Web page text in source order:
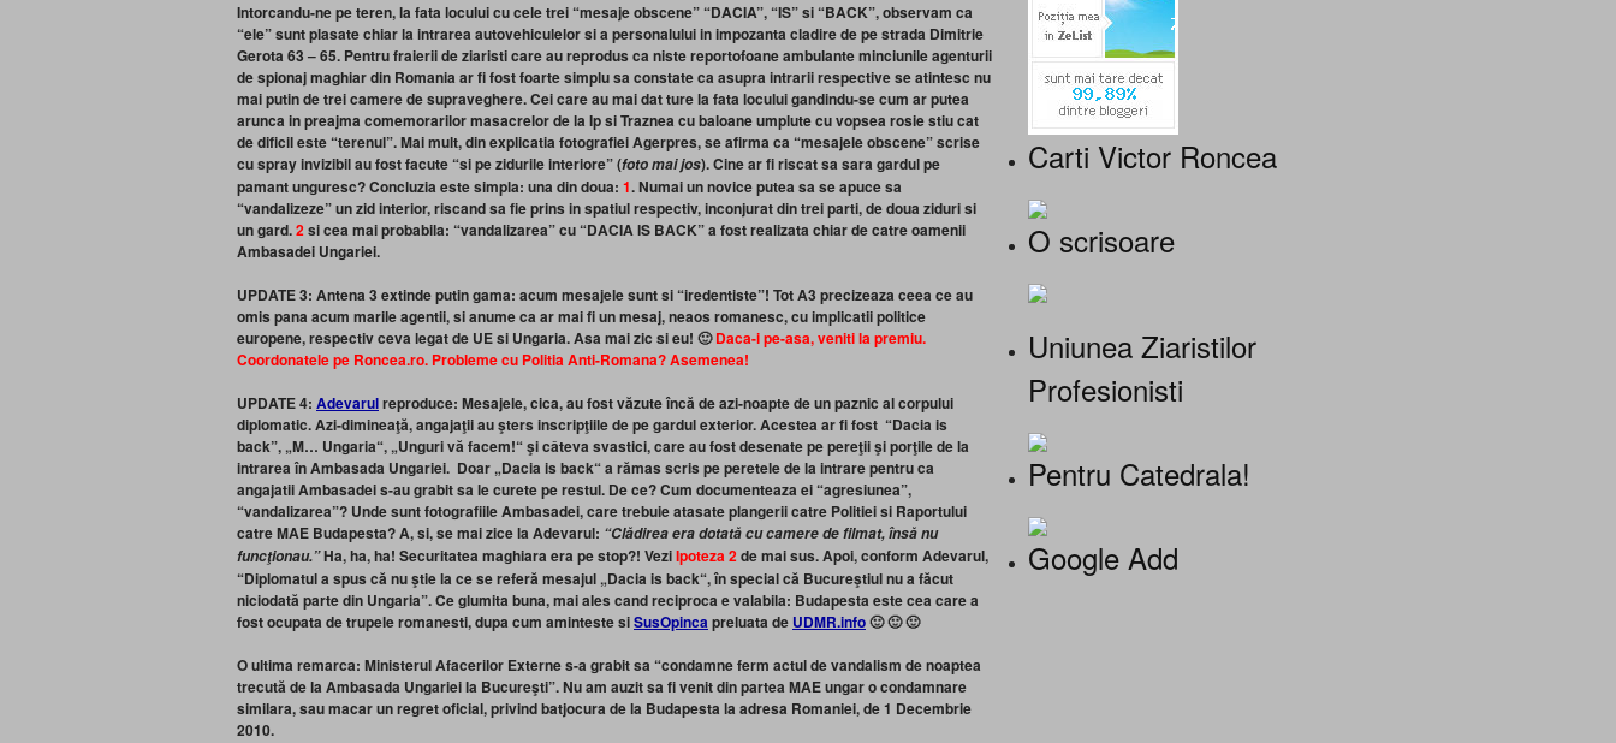
Intorcandu-ne pe teren, la fata locului cu cele trei “mesaje obscene” “DACIA”, “IS” si “BACK”, observam ca
“ele” sunt plasate chiar la intrarea autovehiculelor si a personalului in impozanta cladire de pe strada Dimitrie
Gerota 63 – 65. Pentru fraierii de ziaristi care au reprodus ca niste reportofoane ambulante minciunile agenturii
de spionaj maghiar din Romania ar fi fost foarte simplu sa constate ca asupra intrarii respective se atintesc nu
mai putin de trei camere de supraveghere. Cei care au mai dat ture la fata locului gandindu-se cum ar putea
arunca in preajma comemorarilor masacrelor de la Ip si Traznea cu baloane umplute cu vopsea rosie stiu cat
de dificil este “terenul”. Mai mult, din explicatia fotografiei Agerpres, se afirma ca “mesajele obscene” scrise
cu spray invizibil au fost facute “si pe zidurile interiore”(foto mai jos). Cine ar fi riscat sa sara gardul pe
pamant unguresc? Concluzia este simpla: una din doua: 1. Numai un novice putea sa se apuce sa
“vandalizeze” un zid interior, riscand sa fie prins in spatiul respectiv, inconjurat din trei parti, de doua ziduri si
un gard.2si cea mai probabila: “vandalizarea” cu “DACIA IS BACK” a fost realizata chiar de catre oamenii
Ambasadei Ungariei.
UPDATE 3: Antena 3 extinde putin gama: acum mesajele sunt si “iredentiste”! Tot A3 precizeaza ceea ce au
omis pana acum marile agentii, si anume ca ar mai fi un mesaj, neaos romanesc, cu implicatii politice
europene, respectiv ceva legat de UE si Ungaria. Asa mai zic si eu! 🙂Daca-i pe-asa, veniti la premiu.
Coordonatele pe Roncea.ro. Probleme cu Politia Anti-Romana? Asemenea!
UPDATE 4: Adevarulreproduce: Mesajele, cica, au fost văzute încă de azi-noapte de un paznic al corpului
diplomatic. Azi-dimineaţă, angajaţii au şters inscripţiile de pe gardul exterior. Acestea ar fi fost “Dacia is
back”, „M… Ungaria“, „Unguri vă facem!“ şi câteva svastici, care au fost desenate pe pereţii şi porţile de la
intrarea în Ambasada Ungariei. Doar „Dacia is back“ a rămas scris pe peretele de la intrare pentru ca
angajatii Ambasadei s-au grabit sa le curete pe restul. De ce? Cum documenteaza ei “agresiunea”,
“vandalizarea”? Unde sunt fotografiile Ambasadei, care trebuie atasate plangerii catre Politiei si Raportului
catre MAE Budapesta? A, si, se mai zice la Adevarul: “Clădirea era dotată cu camere de filmat, însă nu
funcţionau.”Ha, ha, ha! Securitatea maghiara era pe stop?! VeziIpoteza 2de mai sus. Apoi, conform Adevarul,
“Diplomatul a spus că nu ştie la ce se referă mesajul „Dacia is back“, în special că Bucureştiul nu a făcut
niciodată parte din Ungaria”. Ce glumita buna, mai ales cand reciproca e valabila: Budapesta este cea care a
fost ocupata de trupele romanesti, dupa cum aminteste siSusOpincapreluata de UDMR.info🙂 🙂 🙂
O ultima remarca: Ministerul Afacerilor Externe s-a grabit sa “condamne ferm actul de vandalism de noaptea
trecută de la Ambasada Ungariei la Bucureşti”. Nu am auzit sa fi venit din partea MAE ungar o condamnare
similara, sau macar un regret oficial, privind batjocura de la Budapesta la adresa Romaniei, de 1 Decembrie
2010.
Carti Victor Roncea
O scrisoare
Uniunea Ziaristilor
Profesionisti
Pentru Catedrala!
Google Add